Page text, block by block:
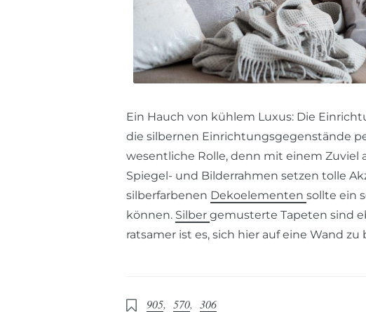
Ein Hauch von kühlem Luxus: Die
die silbernen Einrichtungsgegenstände
wesentliche Rolle, denn mit einem Zuviel
Spiegel- und Bilderrahmen setzen tolle
silberfarbenen Dekoelementen sollte ein
können. Silber gemusterte Tapeten sind
ratsamer ist es, sich hier auf eine Wand
905, 570, 306